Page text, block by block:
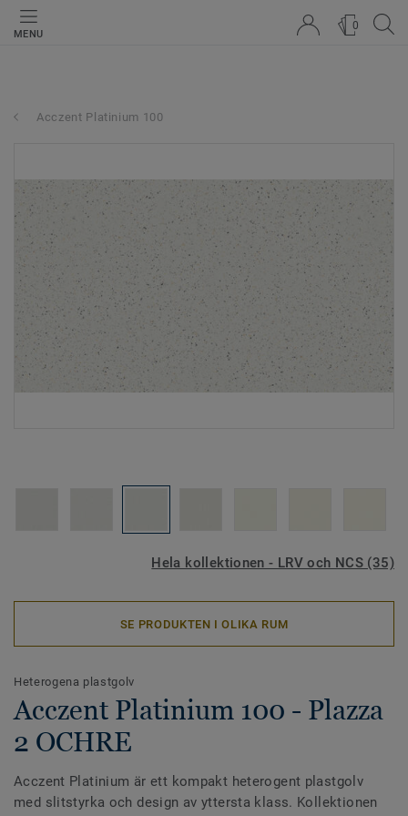
MENU
0
Acczent Platinium 100
Hela kollektionen - LRV och NCS (35)
SE PRODUKTEN I OLIKA RUM
Heterogena plastgolv
Acczent Platinium 100 - Plazza
2 OCHRE
Acczent Platinium är ett kompakt heterogent plastgolv
med slitstyrka och design av yttersta klass. Kollektionen